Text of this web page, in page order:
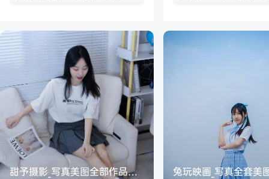
丝有18万之多，作为一个业余cose
r，她日常还要工作，有这个成绩可
以说是相当不错了，她出片的频率
不固定，都是比较“佛系”的。同时
她也不玩推特，不直播，不拿自己
喜爱的cosplay去割韭菜，这在当
今的cosplay圈是很难得的，或许
这也正是这么多人喜欢冷冷的一个
重要…
通常以高清晰度和精细的
胡桃喵，也称为胡桃的朋
博：@胡桃的朋友圈。
YuXi_。 胡桃猫Ku…
甜予摄影_写真美图全部作品合
兔玩映画_写真全套美